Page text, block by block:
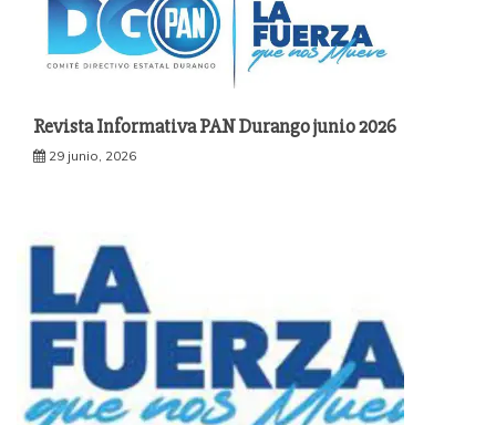
Revista Informativa PAN Durango junio 2026
29 junio, 2026